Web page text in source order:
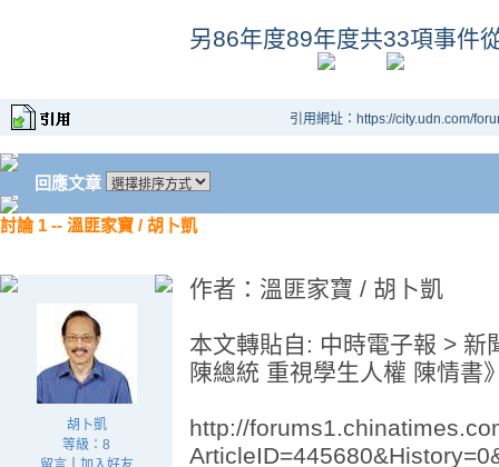
另86年度89年度共33項事件
引用網址：https://city.udn.com/
回應文章
討論 1 -- 溫匪家寶 / 胡卜凱
胡卜凱
等級：8
作者：溫匪家寶 / 胡卜凱
本文轉貼自: 中時電子報 > 新
陳總統 重視學生人權 陳情書
http://